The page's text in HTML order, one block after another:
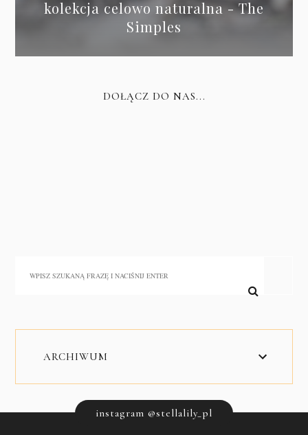
kolekcja celowo naturalna - The
Simples
DOŁĄCZ DO NAS...
ARCHIWUM
instagram @stellalily_pl